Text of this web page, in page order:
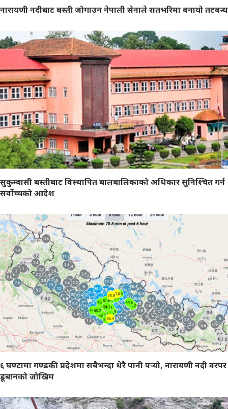
नारायणी नदीबाट बस्ती जोगाउन नेपाली सेनाले रातभरिमा बनायो तटबन्ध
सुकुम्बासी बस्तीबाट विस्थापित बालबालिकाको अधिकार सुनिश्चित गर्न
सर्वोच्चको आदेश
६ घण्टामा गण्डकी प्रदेशमा सबैभन्दा धेरै पानी पर्‍यो, नारायणी नदी वरपर
डूबानको जोखिम